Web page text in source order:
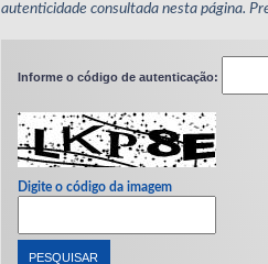
autenticidade consultada nesta página.
Informe o código de autenticação:
Digite o código da imagem